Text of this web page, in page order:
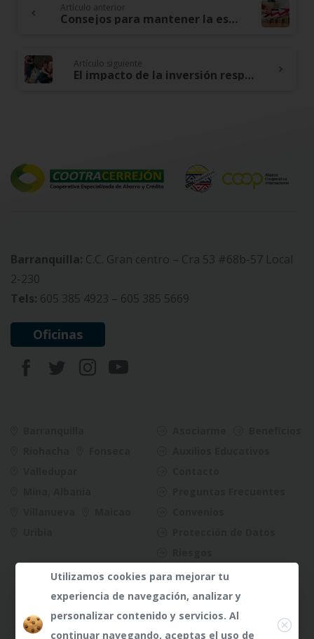
Continue
Reading
Artículo anterior
Consejos para mantener la estabilidad financiera en caso de desastres naturales
Artículo siguiente
El impacto de la inversión responsable y estabilidad familiar
Barranquilla: C.C. Gran centro – Cra 53 #68b-57 Local
2-230
Tels: 605 385 4923 – 605 385 5669
Oficinas
Utilizamos cookies para mejorar tu
experiencia de navegación, analizar y
personalizar contenido y servicios. Al
continuar navegando, aceptas el uso de
Close